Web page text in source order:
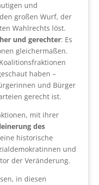
und
großen Wurf, der
Wahlrechts löst.
und gerechter: Es
gleichermaßen.
haben –
und Bürger
gerecht ist.
mit ihrer
des
historische
und
der Veränderung.
in diesen